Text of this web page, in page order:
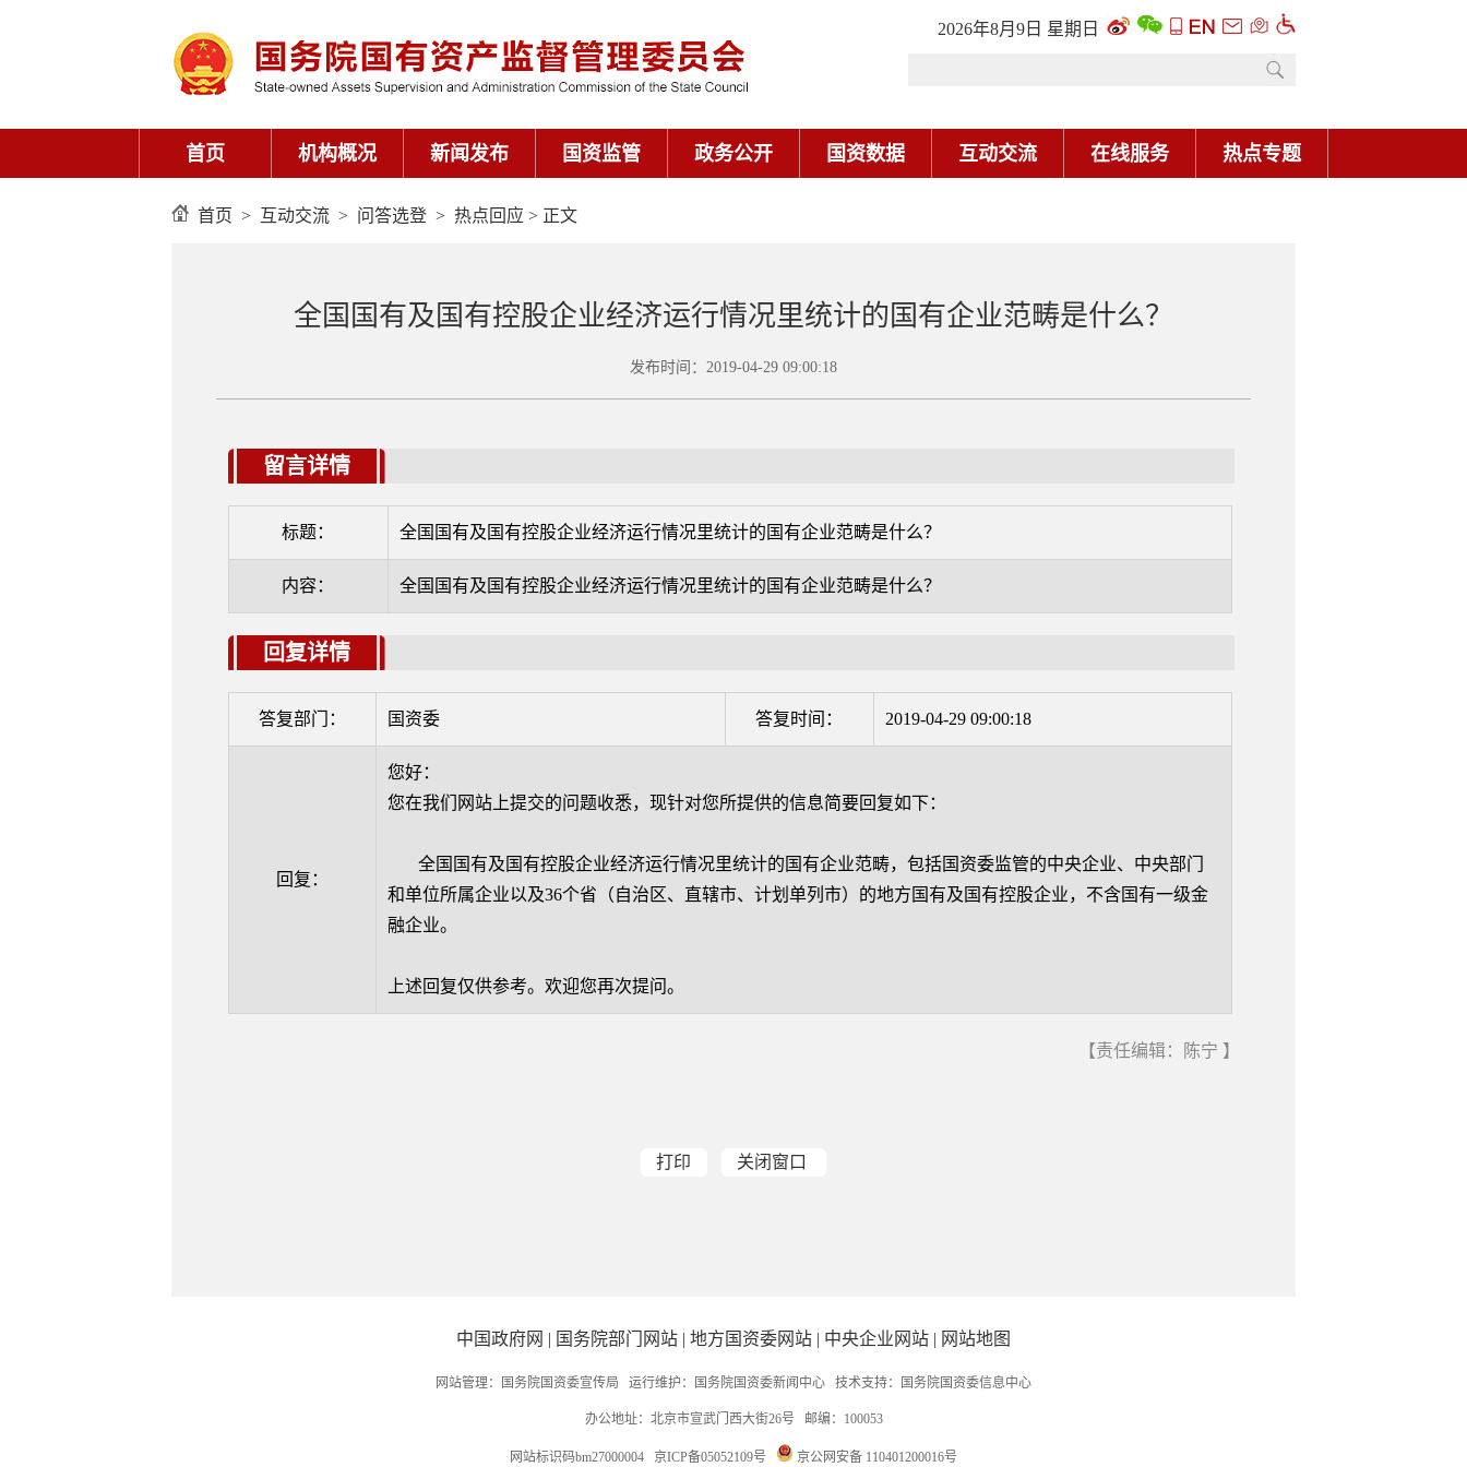
首页 > 互动交流 > 问答选登 > 热点回应 > 正文
全国国有及国有控股企业经济运行情况里统计的国有企业范畴是什么？
发布时间： 2019-04-29 09:00:18
留言详情
标题： 全国国有及国有控股企业经济运行情况里统计的国有企业范畴是什么？
内容： 全国国有及国有控股企业经济运行情况里统计的国有企业范畴是什么？
回复详情
答复部门： 国资委 答复时间： 2019-04-29 09:00:18
回复：
您好：
您在我们网站上提交的问题收悉，现针对您所提供的信息简要回复如下：
全国国有及国有控股企业经济运行情况里统计的国有企业范畴，包括国资委监管的中央企业、中央部门
和单位所属企业以及36个省（自治区、直辖市、计划单列市）的地方国有及国有控股企业，不含国有一级金
融企业。
上述回复仅供参考。欢迎您再次提问。
【责任编辑：陈宁 】
打印 关闭窗口